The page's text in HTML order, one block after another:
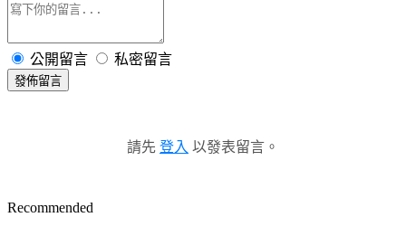
公開留言 私密留言
發佈留言
請先 登入 以發表留言。
Recommended